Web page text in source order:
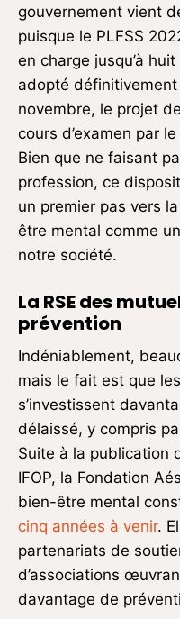
gouvernement vient
puisque le PLFSS
en charge jusqu’à
adopté
novembre, le projet
cours d’examen par
Bien que ne faisant
profession, ce
un premier pas vers
être mental comme
notre société.
La RSE des
prévention
Indéniablement,
mais le fait est que
s’investissent
délaissé, y compris
Suite à la publication
IFOP, la Fondation
bien-être mental
cinq années à venir.
partenariats de
d’associations
davantage de